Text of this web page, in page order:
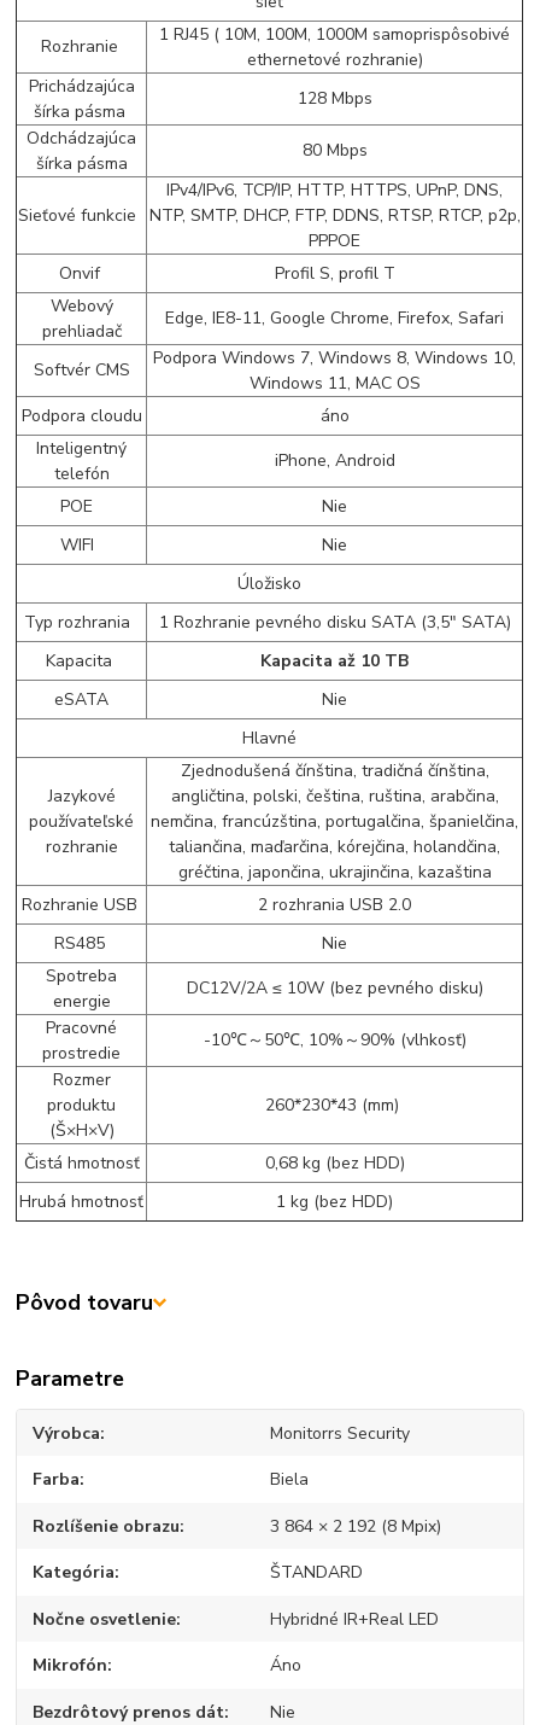
Rozhranie
1 RJ45 ( 10M, 100M, 1000M samoprispôsobivé
ethernetové rozhranie)
Prichádzajúca
šírka pásma
128 Mbps
Odchádzajúca
šírka pásma
80 Mbps
Sieťové funkcie
IPv4/IPv6, TCP/IP, HTTP, HTTPS, UPnP, DNS,
NTP, SMTP, DHCP, FTP, DDNS, RTSP, RTCP, p2p,
PPPOE
Onvif
Profil S, profil T
Webový
prehliadač
Edge, IE8-11, Google Chrome, Firefox, Safari
Softvér CMS
Podpora Windows 7, Windows 8, Windows 10,
Windows 11, MAC OS
Podpora cloudu
áno
Inteligentný
telefón
iPhone, Android
POE
Nie
WIFI
Nie
Úložisko
Typ rozhrania
1 Rozhranie pevného disku SATA (3,5" SATA)
Kapacita
Kapacita až 10 TB
eSATA
Nie
Hlavné
Jazykové
používateľské
rozhranie
Zjednodušená čínština, tradičná čínština,
angličtina, polski, čeština, ruština, arabčina,
nemčina, francúzština, portugalčina, španielčina,
taliančina, maďarčina, kórejčina, holandčina,
gréčtina, japončina, ukrajinčina, kazaština
Rozhranie USB
2 rozhrania USB 2.0
RS485
Nie
Spotreba
energie
DC12V/2A ≤ 10W (bez pevného disku)
Pracovné
prostredie
-10℃～50℃, 10%～90% (vlhkosť)
Rozmer
produktu
(Š×H×V)
260*230*43 (mm)
Čistá hmotnosť
0,68 kg (bez HDD)
Hrubá hmotnosť
1 kg (bez HDD)
Pôvod tovaru
Parametre
Výrobca Monitorrs Security
Farba Biela
Rozlíšenie obrazu 3 864 × 2 192 (8 Mpix)
Kategória ŠTANDARD
Nočne osvetlenie Hybridné IR+Real LED
Mikrofón Áno
Bezdrôtový prenos dát Nie